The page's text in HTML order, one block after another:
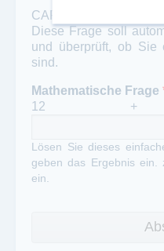
CAPTCHA
Diese Frage soll
und überprüft, ob Sie
sind.
Mathematische Frage
12
Lösen Sie dieses
geben das Ergebnis
ein.